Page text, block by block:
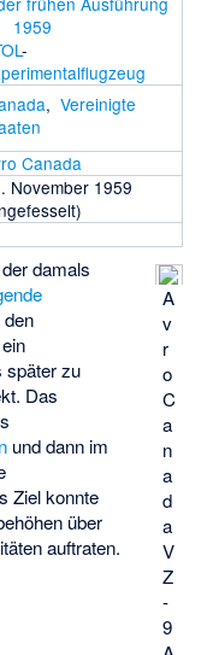
-
, Vereinigte
Canada
November 1959
A
v
r
o
C
a
n
a
d
a
V
Z
-
9
damals
den
später zu
Das
und dann im
Ziel konnte
über
auftraten.